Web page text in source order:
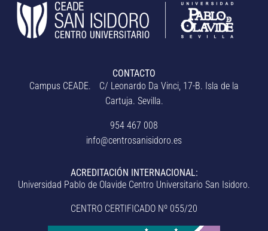
CONTACTO
Campus CEADE. C/ Leonardo Da Vinci, 17-B. Isla de la
Cartuja. Sevilla.
954 467 008
info@centrosanisidoro.es
ACREDITACIÓN INTERNACIONAL:
Universidad Pablo de Olavide Centro Universitario San Isidoro.
CENTRO CERTIFICADO Nº 055/20